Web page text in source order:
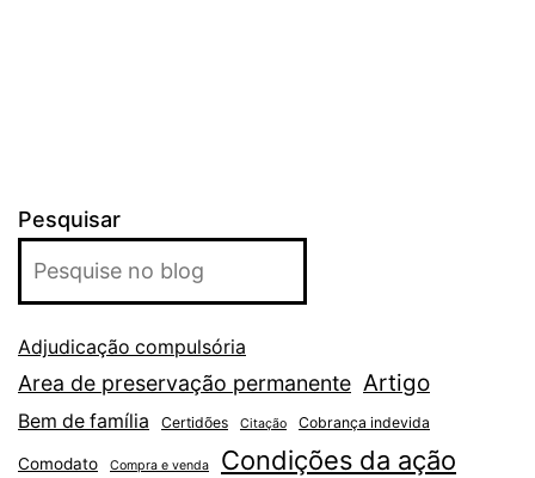
Pesquisar
Adjudicação compulsória
Area de preservação permanente Artigo
Bem de família Certidões Citação Cobrança indevida
Comodato Compra e venda Condições da ação